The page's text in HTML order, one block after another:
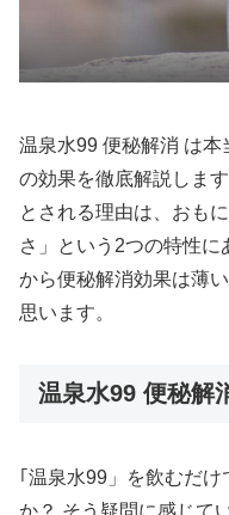
温泉水99 便秘解消 は
の効果を徹底解説しま
とされる理由は、おも
さ」という2つの特性
から便秘解消効果は薄
思います。
温泉水99 便秘解
｢温泉水99」を飲むだ